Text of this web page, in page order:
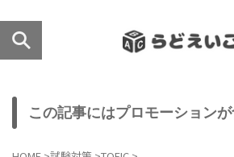
この記事にはプロモーションが